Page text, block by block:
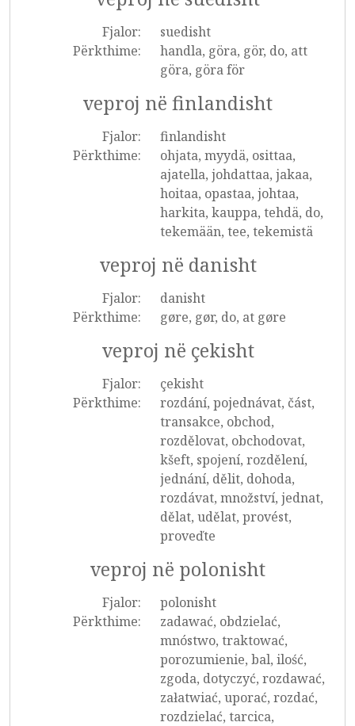
Fjalor:
suedisht
Përkthime:
handla, göra, gör, do, att
göra, göra för
veproj në finlandisht
Fjalor:
finlandisht
Përkthime:
ohjata, myydä, osittaa,
ajatella, johdattaa, jakaa,
hoitaa, opastaa, johtaa,
harkita, kauppa, tehdä, do,
tekemään, tee, tekemistä
veproj në danisht
Fjalor:
danisht
Përkthime:
gøre, gør, do, at gøre
veproj në çekisht
Fjalor:
çekisht
Përkthime:
rozdání, pojednávat, část,
transakce, obchod,
rozdělovat, obchodovat,
kšeft, spojení, rozdělení,
jednání, dělit, dohoda,
rozdávat, množství, jednat,
dělat, udělat, provést,
proveďte
veproj në polonisht
Fjalor:
polonisht
Përkthime:
zadawać, obdzielać,
mnóstwo, traktować,
porozumienie, bal, ilość,
zgoda, dotyczyć, rozdawać,
załatwiać, uporać, rozdać,
rozdzielać, tarcica,